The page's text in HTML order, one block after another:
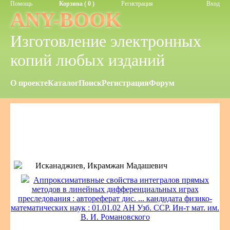
Помощь Корзина ( 0 ) Регистрация Вход
ANY-BOOK
Изготовление электронных
копий любых изданий
О проектеКаталогПоискРегистрацияФорум
Исканаджиев, Икрамжан Мадашевич
Аппроксимативные свойства интегралов прямых
методов в линейных дифференциальных играх
преследования : автореферат дис. ... кандидата физико-
математических наук : 01.01.02 АН Узб. ССР. Ин-т мат. им.
В. И. Романовского